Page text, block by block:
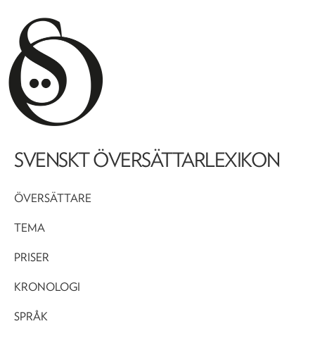
SVENSKT ÖVERSÄTTARLEXIKON
ÖVERSÄTTARE
TEMA
PRISER
KRONOLOGI
SPRÅK